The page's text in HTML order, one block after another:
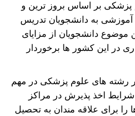
پزشکی بر اساس بروز ترین و
آموزشی به دانشجویان تدریس
موضوع دانشجویان از مزایای
در این کشور ها برخوردار
رشته های علوم پزشکی در مهم
اخذ پذیرش در مراکز
را برای علاقه مندان به تحصیل